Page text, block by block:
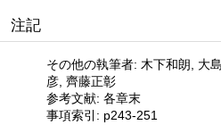
注記
その他の執筆者: 木下和朗, 大
彦, 齊藤正彰
参考文献: 各章末
事項索引: p243-251